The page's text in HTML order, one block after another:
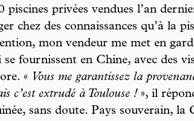
piscines privées vendues l’an
chez des connaissances qu’à la
mon vendeur me met en
se fournissent en Chine, avec des
« Vous me garantissez la
c’est extrudé à Toulouse !», il
sans doute. Pays souverain,